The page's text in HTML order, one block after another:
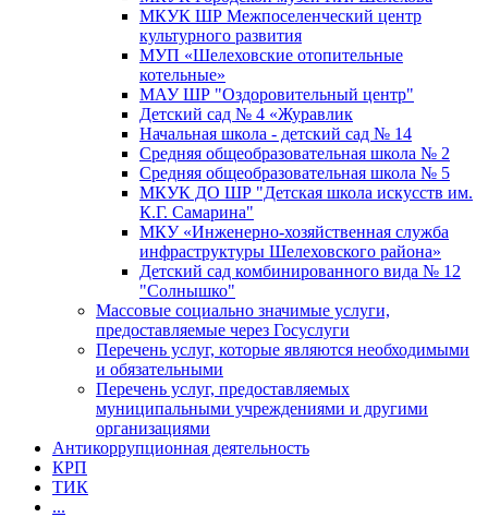
МКУК ШР Межпоселенческий центр
культурного развития
МУП «Шелеховские отопительные
котельные»
МАУ ШР "Оздоровительный центр"
Детский сад № 4 «Журавлик
Начальная школа - детский сад № 14
Средняя общеобразовательная школа № 2
Средняя общеобразовательная школа № 5
МКУК ДО ШР "Детская школа искусств им.
К.Г. Самарина"
МКУ «Инженерно-хозяйственная служба
инфраструктуры Шелеховского района»
Детский сад комбинированного вида № 12
"Солнышко"
Массовые социально значимые услуги,
предоставляемые через Госуслуги
Перечень услуг, которые являются необходимыми
и обязательными
Перечень услуг, предоставляемых
муниципальными учреждениями и другими
организациями
Антикоррупционная деятельность
КРП
ТИК
...